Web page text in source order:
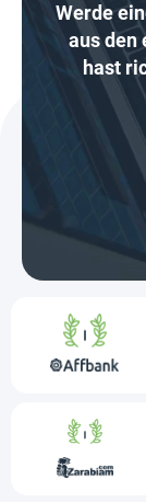
Werde
aus den
hast